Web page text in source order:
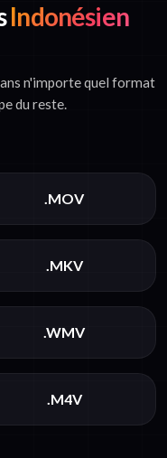
Indonésien
n'importe quel format
du reste.
.MOV
.MKV
.WMV
.M4V